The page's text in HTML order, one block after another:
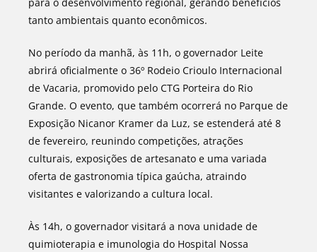
tanto ambientais quanto econômicos.
No período da manhã, às 11h, o governador Leite
abrirá oficialmente o 36º Rodeio Crioulo Internacional
de Vacaria, promovido pelo CTG Porteira do Rio
Grande. O evento, que também ocorrerá no Parque de
Exposição Nicanor Kramer da Luz, se estenderá até 8
de fevereiro, reunindo competições, atrações
culturais, exposições de artesanato e uma variada
oferta de gastronomia típica gaúcha, atraindo
visitantes e valorizando a cultura local.
Às 14h, o governador visitará a nova unidade de
quimioterapia e imunologia do Hospital Nossa